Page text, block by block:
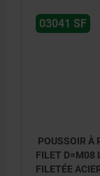
03041 SF
POUSSOIR À
FILET D=M08
FILETÉE